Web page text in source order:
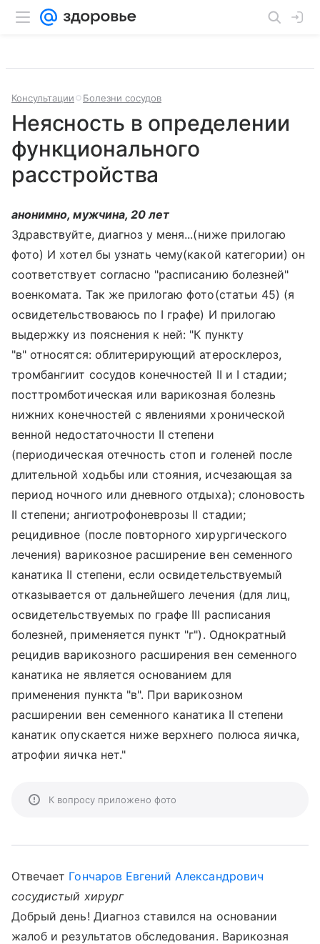
Консультации Болезни сосудов
Неясность в определении
функционального
расстройства
анонимно, мужчина, 20 лет
Здравствуйте, диагноз у меня...(ниже прилогаю
фото) И хотел бы узнать чему(какой категории) он
соответствует согласно "расписанию болезней"
военкомата. Так же прилогаю фото(статьи 45) (я
освидетельствоваюсь по I графе) И прилогаю
выдержку из пояснения к ней: "К пункту
"в" относятся: облитерирующий атеросклероз,
тромбангиит сосудов конечностей II и I стадии;
посттромботическая или варикозная болезнь
нижних конечностей с явлениями хронической
венной недостаточности II степени
(периодическая отечность стоп и голеней после
длительной ходьбы или стояния, исчезающая за
период ночного или дневного отдыха); слоновость
II степени; ангиотрофоневрозы II стадии;
рецидивное (после повторного хирургического
лечения) варикозное расширение вен семенного
канатика II степени, если освидетельствуемый
отказывается от дальнейшего лечения (для лиц,
освидетельствуемых по графе III расписания
болезней, применяется пункт "г"). Однократный
рецидив варикозного расширения вен семенного
канатика не является основанием для
применения пункта "в". При варикозном
расширении вен семенного канатика II степени
канатик опускается ниже верхнего полюса яичка,
атрофии яичка нет."
К вопросу приложено фото
Отвечает Гончаров Евгений Александрович
сосудистый хирург
Добрый день! Диагноз ставился на основании
жалоб и результатов обследования. Варикозная